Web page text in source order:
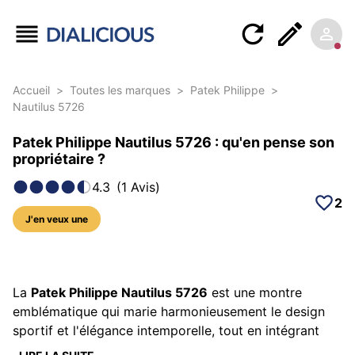
Accueil > Toutes les marques > Patek Philippe >
Nautilus 5726
Patek Philippe Nautilus 5726 : qu'en pense son
propriétaire ?
4.3 (1 Avis)
J'en veux une
2
5 photos sur ce modèle
La Patek Philippe Nautilus 5726 est une montre
emblématique qui marie harmonieusement le design
sportif et l'élégance intemporelle, tout en intégrant
des complications horlogères sophistiquées. Depuis